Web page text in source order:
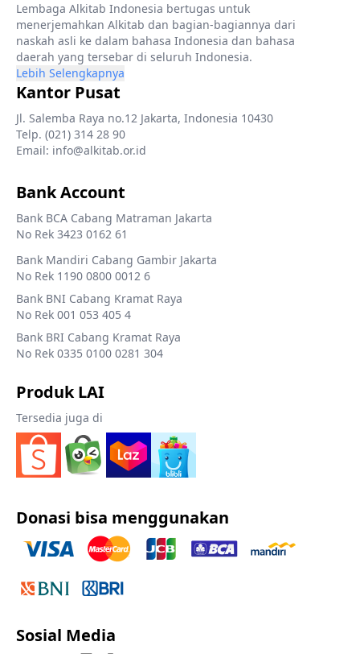
Lembaga Alkitab Indonesia bertugas untuk
menerjemahkan Alkitab dan bagian-bagiannya dari
naskah asli ke dalam bahasa Indonesia dan bahasa
daerah yang tersebar di seluruh Indonesia.
Lebih Selengkapnya
Kantor Pusat
Jl. Salemba Raya no.12 Jakarta, Indonesia 10430
Telp. (021) 314 28 90
Email: info@alkitab.or.id
Bank Account
Bank BCA Cabang Matraman Jakarta
No Rek 3423 0162 61
Bank Mandiri Cabang Gambir Jakarta
No Rek 1190 0800 0012 6
Bank BNI Cabang Kramat Raya
No Rek 001 053 405 4
Bank BRI Cabang Kramat Raya
No Rek 0335 0100 0281 304
Produk LAI
Tersedia juga di
Donasi bisa menggunakan
Sosial Media